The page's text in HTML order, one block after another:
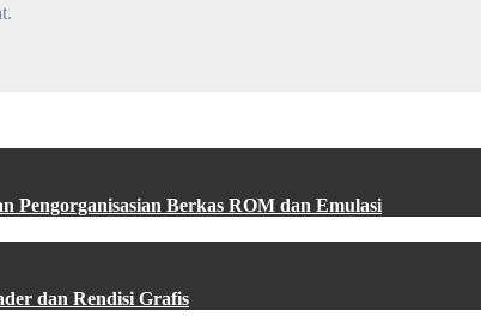
Pengorganisasian Berkas ROM dan Emulasi
dan Rendisi Grafis